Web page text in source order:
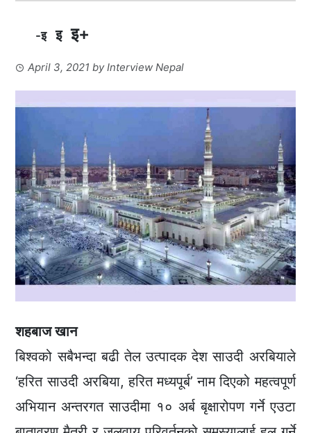
-इ इ इ+
April 3, 2021 byInterview Nepal
शहबाज खान
बिश्वको सबैभन्दा बढी तेल उत्पादक देश साउदी अरबियाले
‘हरित साउदी अरबिया, हरित मध्यपूर्ब’ नाम दिएको महत्वपूर्ण
अभियान अन्तरगत साउदीमा १० अर्ब बृक्षारोपण गर्ने एउटा